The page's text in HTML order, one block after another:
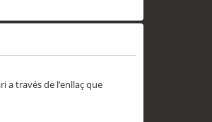
a través de l’enllaç que